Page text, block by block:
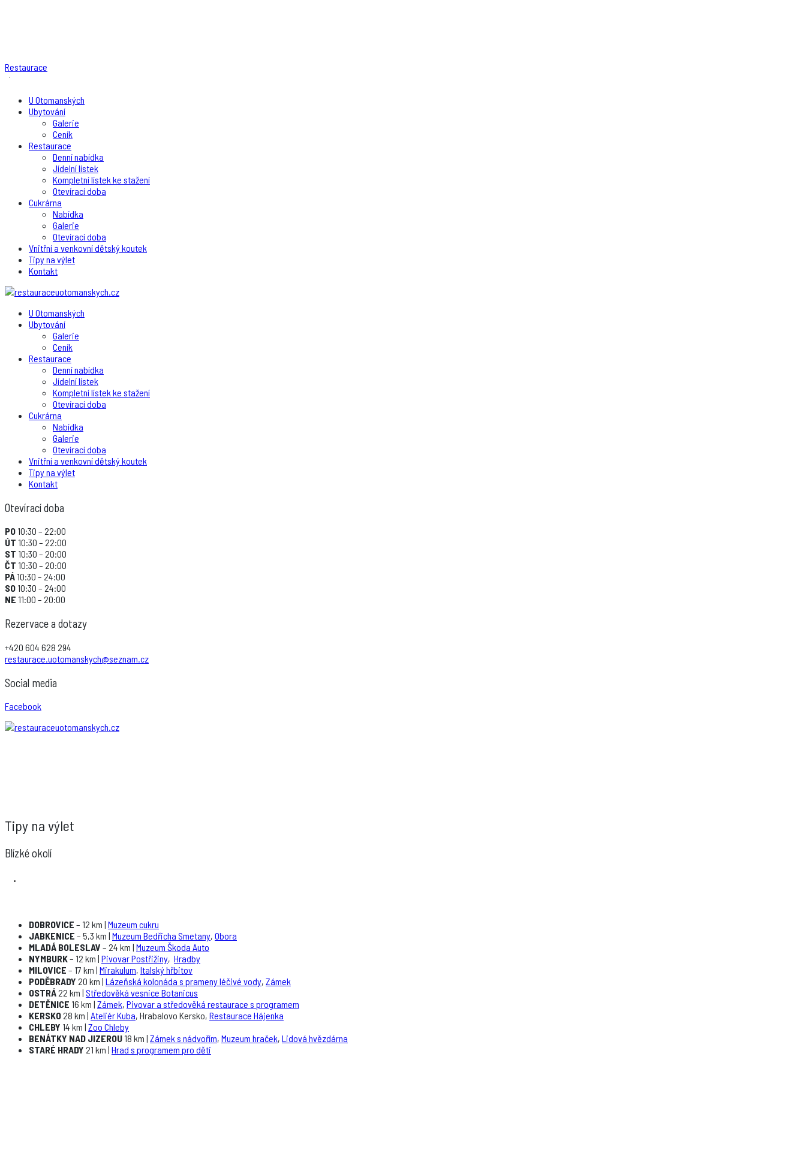
Restaurace
U Otomanských
Ubytování
Galerie
Ceník
Restaurace
Denní nabídka
Jídelní lístek
Kompletní lístek ke stažení
Otevírací doba
Cukrárna
Nabídka
Galerie
Otevírací doba
Vnitřní a venkovní dětský koutek
Tipy na výlet
Kontakt
U Otomanských
Ubytování
Galerie
Ceník
Restaurace
Denní nabídka
Jídelní lístek
Kompletní lístek ke stažení
Otevírací doba
Cukrárna
Nabídka
Galerie
Otevírací doba
Vnitřní a venkovní dětský koutek
Tipy na výlet
Kontakt
Otevírací doba
PO 10:30 – 22:00
ÚT 10:30 – 22:00
ST 10:30 – 20:00
ČT 10:30 – 20:00
PÁ 10:30 – 24:00
SO 10:30 – 24:00
NE 11:00 – 20:00
Rezervace a dotazy
+420 604 628 294
restaurace.uotomanskych@seznam.cz
Social media
Facebook
Tipy na výlet
Blízké okolí
DOBROVICE – 12 km | Muzeum cukru
JABKENICE – 5,3 km | Muzeum Bedřicha Smetany, Obora
MLADÁ BOLESLAV – 24 km | Muzeum Škoda Auto
NYMBURK– 12 km | Pivovar Postřižiny, Hradby
MILOVICE – 17 km | Mirakulum, Italský hřbitov
PODĚBRADY 20 km | Lázeňská kolonáda s prameny léčivé vody, Zámek
OSTRÁ22 km | Středověká vesnice Botanicus
DETĚNICE 16 km | Zámek, Pivovar a středověká restaurace s programem
KERSKO28 km | Ateliér Kuba, Hrabalovo Kersko, Restaurace Hájenka
CHLEBY 14 km | Zoo Chleby
BENÁTKY NAD JIZEROU 18 km | Zámek s nádvořím, Muzeum hraček, Lidová hvězdárna
STARÉ HRADY 21 km | Hrad s programem pro děti